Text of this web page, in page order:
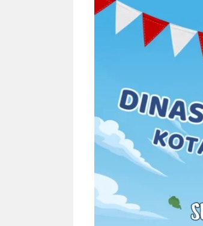
NEWS TNG– Bandung –
Menyambut pergantian tahun
2026, restoran all you can eat
Sambut 2026, Kakkoii
Bandung Hadirkan Pesta All
You Can Eat Mulai Rp
145.000